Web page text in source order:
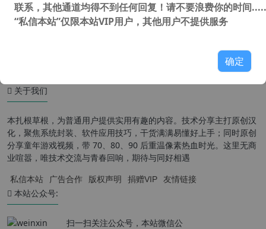
关于我们
本扎根草根，为普通用户提供实用有趣的内容。技术分享主打原创汉
化，聚焦系统封装、软件应用技巧，干货满满易懂好上手；同时原创
分享童年游戏视频，带 70、80、90 后重温像素热血时光。这里无商
业喧嚣，唯技术交流与青春回响，期待与同好相遇
私信本站 广告合作 版权声明 捐赠VIP 友情链接
本站公众号:
扫一扫关注公众号，本站微信公
联系，其他通道均得不到任何回复！请不要浪费你的时间
“私信本站”仅限本站VIP用户，其他用户不提供服务
确定